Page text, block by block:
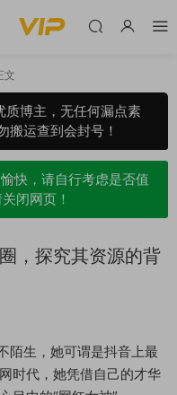
文
质博主，无任何漏点素
搬运查到会封号！
快，请自行考虑是否值
闭网页！
，探究其资源的背
陌生，她可谓是抖音上最
时代，她凭借自己的才华